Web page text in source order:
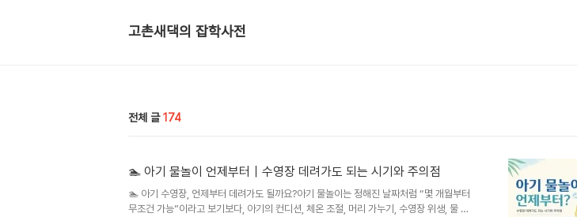
고촌새댁의 잡학사전
전체 글 174
🏊 아기 물놀이 언제부터｜수영장 데려가도 되는 시기와 주의점
🏊 아기 수영장, 언제부터 데려가도 될까요?아기 물놀이는 정해진 날짜처럼 “몇 개월부터
무조건 가능”이라고 보기보다, 아기의 컨디션, 체온 조절, 머리 가누기, 수영장 위생, 물 온